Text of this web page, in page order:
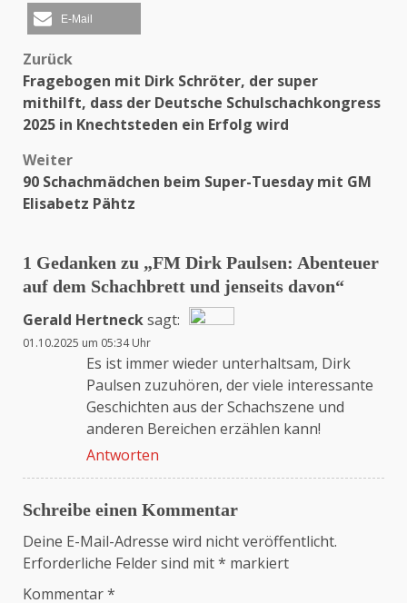
E-Mail
Beitragsnavigation
Zurück
Fragebogen mit Dirk Schröter, der super
mithilft, dass der Deutsche Schulschachkongress
2025 in Knechtsteden ein Erfolg wird
Weiter
90 Schachmädchen beim Super-Tuesday mit GM
Elisabetz Pähtz
1 Gedanken zu „FM Dirk Paulsen: Abenteuer
auf dem Schachbrett und jenseits davon“
Gerald Hertnecksagt:
Das „Echte-Person“-Abzeichen!
Anti-Spam von CleanTalk
01.10.2025 um 05:34 Uhr
Es ist immer wieder unterhaltsam, Dirk
Paulsen zuzuhören, der viele interessante
Geschichten aus der Schachszene und
anderen Bereichen erzählen kann!
Antworten
Schreibe einen Kommentar
Deine E-Mail-Adresse wird nicht veröffentlicht.
Erforderliche Felder sind mit* markiert
Kommentar*